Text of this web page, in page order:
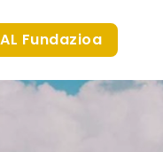
Fundazioa